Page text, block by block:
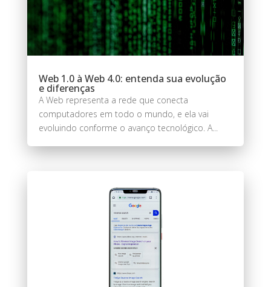
Web 1.0 à Web 4.0: entenda sua evolução
e diferenças
A Web representa a rede que conecta
computadores em todo o mundo, e ela vai
evoluindo conforme o avanço tecnológico. A...